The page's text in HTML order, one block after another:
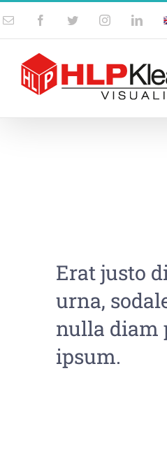
content
Email FacebookTwitterInstagram
Erat justo
urna,
nulla diam
ipsum.